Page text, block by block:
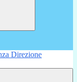
Direzione